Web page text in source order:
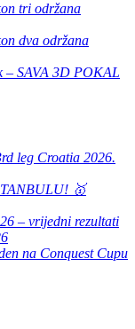
tri održana
dva održana
– SAVA 3D POKAL
leg Croatia 2026.
🥇
– vrijedni rezultati
na Conquest Cupu